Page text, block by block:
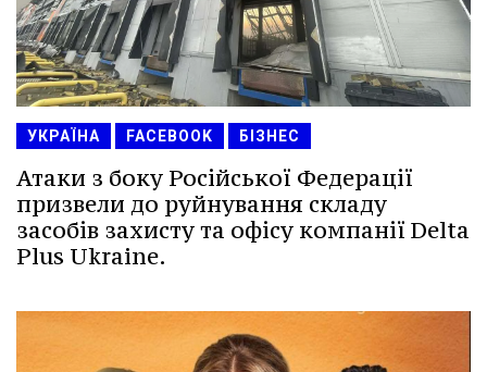
УКРАЇНА FACEBOOK БІЗНЕС
Атаки з боку Російської Федерації
призвели до руйнування складу
засобів захисту та офісу компанії Delta
Plus Ukraine.